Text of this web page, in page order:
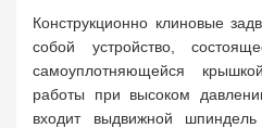
Конструкционно клиновые
собой устройство,
самоуплотняющейся
работы при высоком
входит выдвижной